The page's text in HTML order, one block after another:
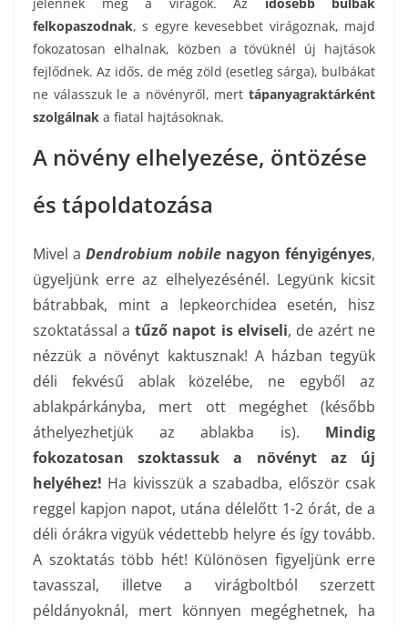
felkopaszodnak, s egyre kevesebbet virágoznak, majd
fokozatosan elhalnak, közben a tövüknél új hajtások
fejlődnek. Az idős, de még zöld (esetleg sárga), bulbákat
ne válasszuk le a növényről, mert tápanyagraktárként
szolgálnak a fiatal hajtásoknak.
A növény elhelyezése, öntözése
és tápoldatozása
Mivel aDendrobium nobilenagyon fényigényes,
ügyeljünk erre az elhelyezésénél. Legyünk kicsit
bátrabbak, mint a lepkeorchidea esetén, hisz
szoktatással atűző napot is elviseli, de azért ne
nézzük a növényt kaktusznak! A házban tegyük
déli fekvésű ablak közelébe, ne egyből az
ablakpárkányba, mert ott megéghet (később
áthelyezhetjük az ablakba is). Mindig
fokozatosan szoktassuk a növényt az új
helyéhez! Ha kivisszük a szabadba, először csak
reggel kapjon napot, utána délelőtt 1-2 órát, de a
déli órákra vigyük védettebb helyre és így tovább.
A szoktatás több hét! Különösen figyeljünk erre
tavasszal, illetve a virágboltból szerzett
példányoknál, mert könnyen megéghetnek, ha